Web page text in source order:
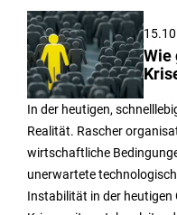
Wie
In der heutigen,
Realität. Rascher
wirtschaftliche
unerwartete
Instabilität in der heutigen